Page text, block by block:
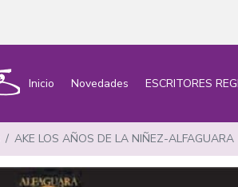
Inicio Novedades ESCRITORES
AKE LOS AÑOS DE LA NIÑEZ-ALFAGUARA